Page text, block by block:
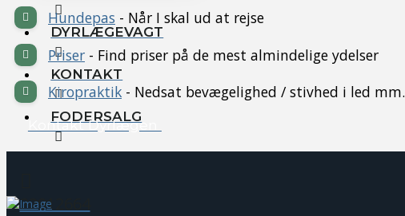
DYRLÆGEVAGT
KONTAKT
FODERSALG
22912664
Hundepas - Når I skal ud at rejse
Priser - Find priser på de mest almindelige ydelser
Kiropraktik - Nedsat bevægelighed / stivhed i led mm.
Kontakt Dyrlægen